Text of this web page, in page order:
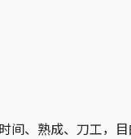
间、熟成、刀工，